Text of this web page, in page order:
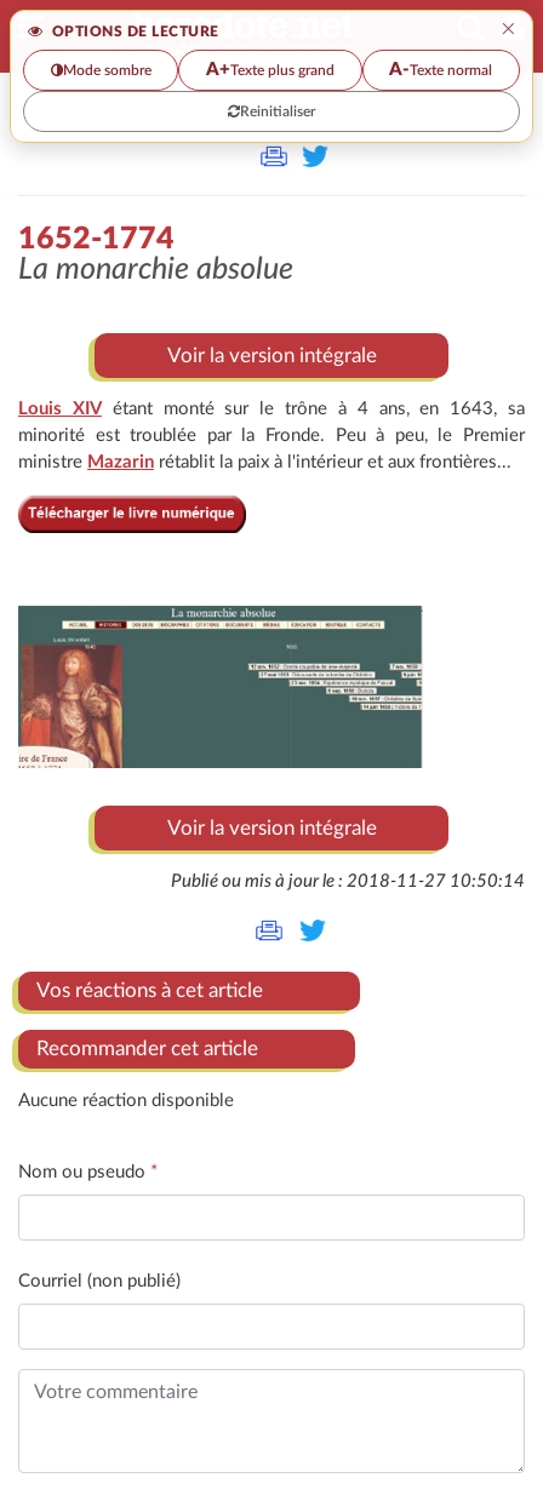
OPTIONS DE LECTURE ×
Mode sombre A+Texte plus grand A-Texte normal
Reinitialiser
>
1652-1774
La monarchie absolue
Voir la version intégrale
Louis XIVétant monté sur le trône à 4 ans, en 1643, sa
minorité est troublée par la Fronde. Peu à peu, le Premier
ministre Mazarin rétablit la paix à l'intérieur et aux frontières...
Voir la version intégrale
Publié ou mis à jour le : 2018-11-27 10:50:14
Vos réactions à cet article
Recommander cet article
Aucune réaction disponible
Nom ou pseudo *
Courriel (non publié)